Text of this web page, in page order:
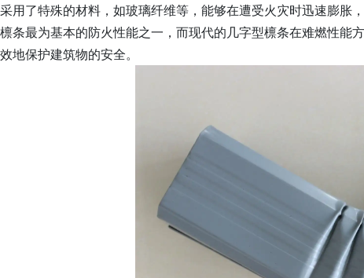
用了特殊的材料，如玻璃纤维等，能够在遭受火灾时迅速膨胀
条最为基本的防火性能之一，而现代的几字型檩条在难燃性
地保护建筑物的安全。